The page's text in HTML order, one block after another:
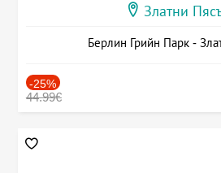
Златни
Берлин Грийн Парк -
-25%
44.99€